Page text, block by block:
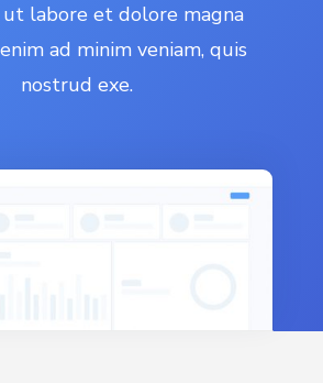
labore et dolore magna
ad minim veniam, quis
nostrud exe.